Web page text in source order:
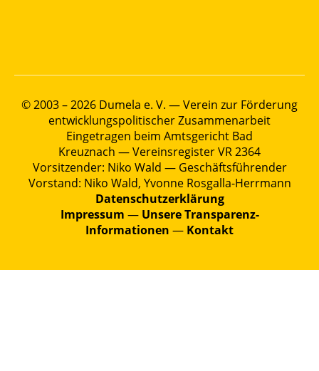
© 2003 – 2026 Dumela e. V. — Verein zur Förderung
entwicklungspolitischer Zusammenarbeit
Eingetragen beim Amtsgericht Bad
Kreuznach — Vereinsregister VR 2364
Vorsitzender: Niko Wald — Geschäftsführender
Vorstand: Niko Wald, Yvonne Rosgalla-Herrmann
Datenschutzerklärung
Impressum — Unsere Transparenz-
Informationen — Kontakt